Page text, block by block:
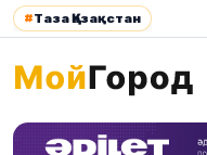
#Таза Қазақстан